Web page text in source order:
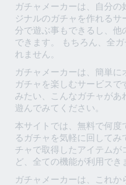
ガチャメーカーは、自分の
ジナルのガチャを作れるサ
分で遊ぶ事もできるし、他
できます。 もちろん、全
れません。
ガチャメーカーは、簡単
ガチャを楽しむサービスで
みたい、こんなガチャがあ
遊んでみてください。
本サイトでは、無料で何度
るガチャを気軽に回して
チャで取得したアイテムが
ど、全ての機能が利用でき
ガチャメーカーは、これ